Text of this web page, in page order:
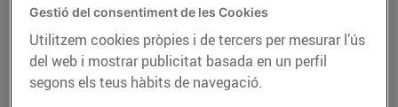
Gestió del consentiment de les Cookies
Utilitzem cookies pròpies i de tercers per mesurar l’ús
del web i mostrar publicitat basada en un perfil
segons els teus hàbits de navegació.